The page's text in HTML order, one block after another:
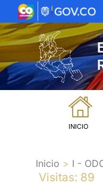
al
contenido
INICIO
Inicio I -
Visitas: 89